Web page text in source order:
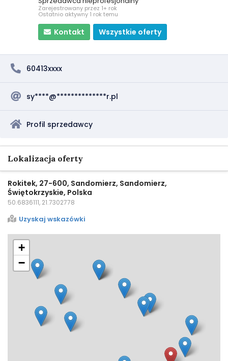
Zarejestrowany przez 1+ rok
Ostatnio aktywny 1 rok temu
Kontakt Wszystkie oferty
60413xxxx
sy****@**************r.pl
Profil sprzedawcy
Lokalizacja oferty
Rokitek, 27-600, Sandomierz, Sandomierz,
Świętokrzyskie, Polska
50.6836111, 21.7302778
Uzyskaj wskazówki
+
−